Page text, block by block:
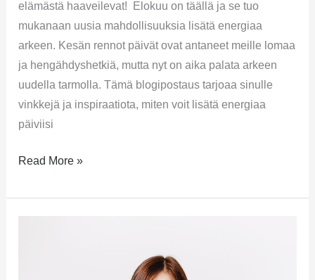
elämästä haaveilevat! Elokuu on täällä ja se tuo
mukanaan uusia mahdollisuuksia lisätä energiaa
arkeen. Kesän rennot päivät ovat antaneet meille lomaa
ja hengähdyshetkiä, mutta nyt on aika palata arkeen
uudella tarmolla. Tämä blogipostaus tarjoaa sinulle
vinkkejä ja inspiraatiota, miten voit lisätä energiaa
päiviisi
Read More »